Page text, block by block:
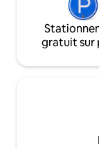
gratuit sur